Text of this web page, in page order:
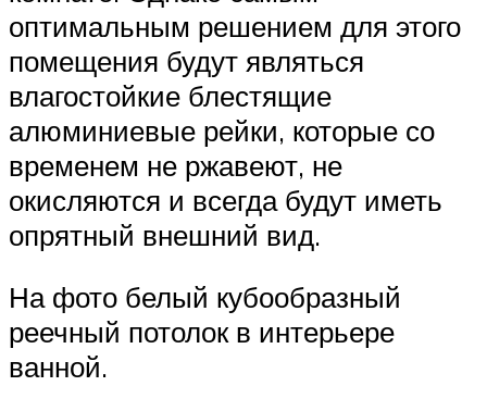
оптимальным решением для этого
помещения будут являться
влагостойкие блестящие
алюминиевые рейки, которые со
временем не ржавеют, не
окисляются и всегда будут иметь
опрятный внешний вид.
На фото белый кубообразный
реечный потолок в интерьере
ванной.